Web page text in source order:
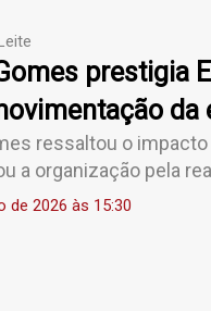
prestigia
da
ressaltou o
a organização pela
de 2026 às 15:30